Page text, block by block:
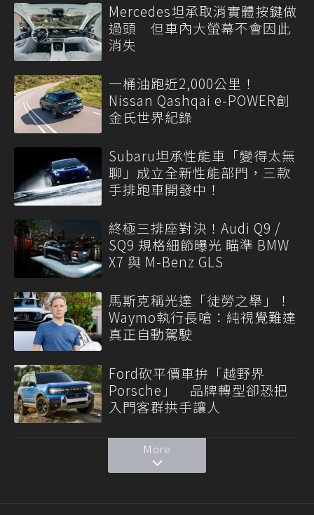
Mercedes坦承取消實體按鍵做
過頭 但車內大螢幕不會因此
消失
一桶油跑近2,000公里！
Nissan Qashqai e-POWER創
金氏世界紀錄
Subaru坦承性能車「變得太無
聊」成立全新性能部門，三款
手排跑車開發中！
終極三排座對決！Audi Q9 /
SQ9 規格細節曝光 瞄準 BMW
X7 與 M-Benz GLS
馬斯克稱光達「徒勞之舉」！
Waymo執行長嗆：純視覺難達
真正自動駕駛
Ford砍平價車拚「越野界
Porsche」 品牌轉型卻恐把
入門客群拱手讓人
More